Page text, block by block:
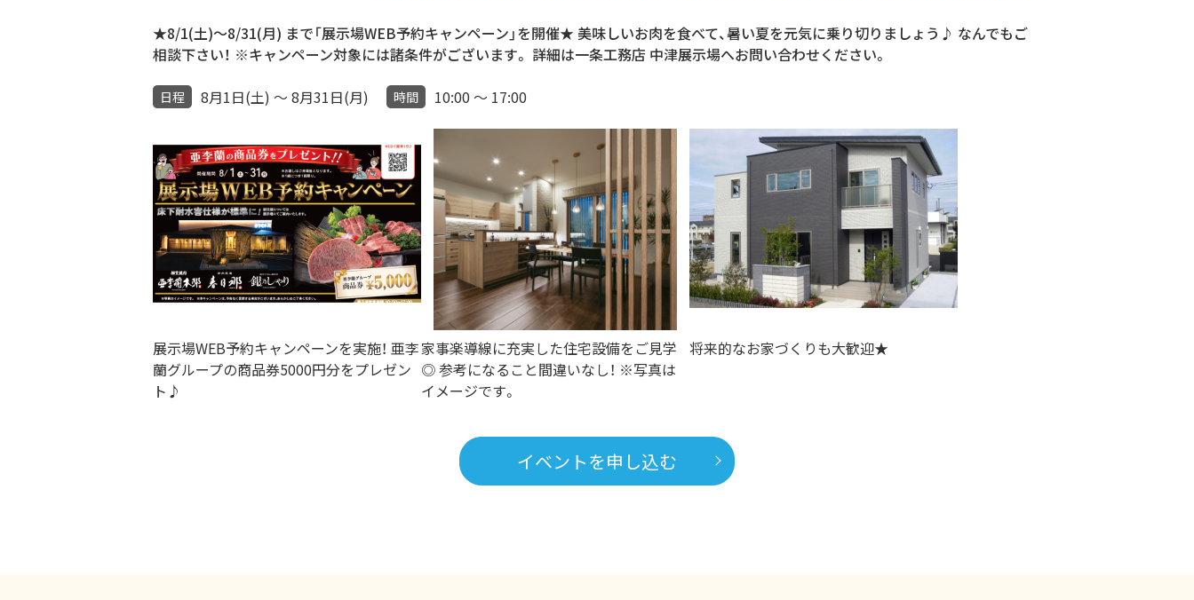
★8/1(土)～8/31(月) まで「展示場WEB予約キャンペーン」を開催★ 美味しいお肉を食べて、暑い夏を元気に乗り切りましょう♪ なんでもご
相談下さい！ ※キャンペーン対象には諸条件がございます。 詳細は一条工務店 中津展示場へお問い合わせください。
日程 8月1日(土) ～ 8月31日(月) 時間 10:00 ～ 17:00
展示場WEB予約キャンペーンを実施！ 亜李
蘭グループの商品券5000円分をプレゼン
ト♪
家事楽導線に充実した住宅設備をご見学
◎ 参考になること間違いなし！ ※写真は
イメージです。
将来的なお家づくりも大歓迎★
イベントを申し込む